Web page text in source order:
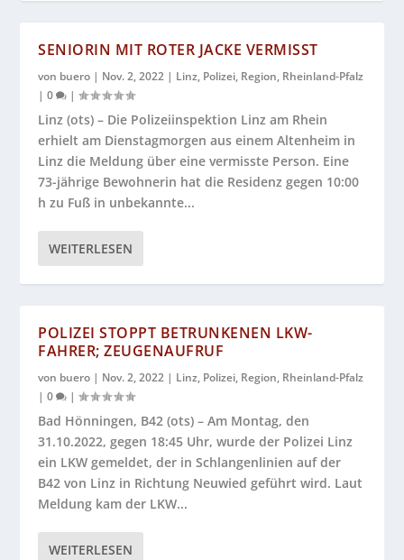
SENIORIN MIT ROTER JACKE VERMISST
von buero | Nov. 2, 2022 | Linz, Polizei, Region, Rheinland-Pfalz
|0 |
Linz (ots) – Die Polizeiinspektion Linz am Rhein
erhielt am Dienstagmorgen aus einem Altenheim in
Linz die Meldung über eine vermisste Person. Eine
73-jährige Bewohnerin hat die Residenz gegen 10:00
h zu Fuß in unbekannte...
WEITERLESEN
POLIZEI STOPPT BETRUNKENEN LKW-
FAHRER; ZEUGENAUFRUF
von buero | Nov. 2, 2022 | Linz, Polizei, Region, Rheinland-Pfalz
|0 |
Bad Hönningen, B42 (ots) – Am Montag, den
31.10.2022, gegen 18:45 Uhr, wurde der Polizei Linz
ein LKW gemeldet, der in Schlangenlinien auf der
B42 von Linz in Richtung Neuwied geführt wird. Laut
Meldung kam der LKW...
WEITERLESEN